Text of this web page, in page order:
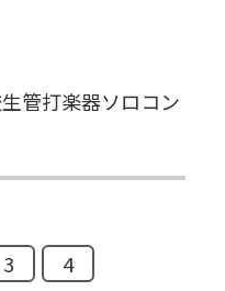
管打楽器ソロコン
3 4